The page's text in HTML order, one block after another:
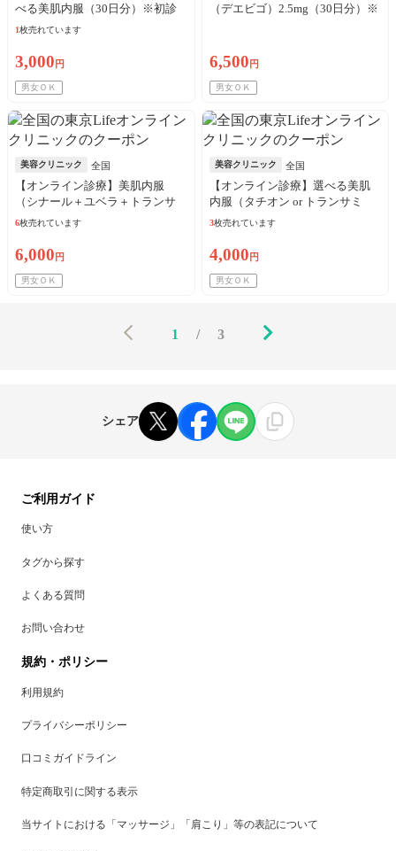
べる美肌内服（30日分）※初診
料・送料込／リピート可
1枚売れています
3,000 円
男女ＯＫ
（デエビゴ）2.5mg（30日分）※
6,500 円
男女ＯＫ
美容クリニック 全国
【オンライン診療】美肌内服
（シナール＋ユベラ＋トランサ
ミン250mg）30日分 ※初診料・
6枚売れています
6,000 円
男女ＯＫ
美容クリニック 全国
【オンライン診療】選べる美肌
内服（タチオン or トランサミ
ン）30日分※初診料・送料込／
3枚売れています
4,000 円
男女ＯＫ
1 / 3
シェア
ご利用ガイド
使い方
タグから探す
よくある質問
お問い合わせ
規約・ポリシー
利用規約
プライバシーポリシー
口コミガイドライン
特定商取引に関する表示
当サイトにおける「マッサージ」「肩こり」等の表記について